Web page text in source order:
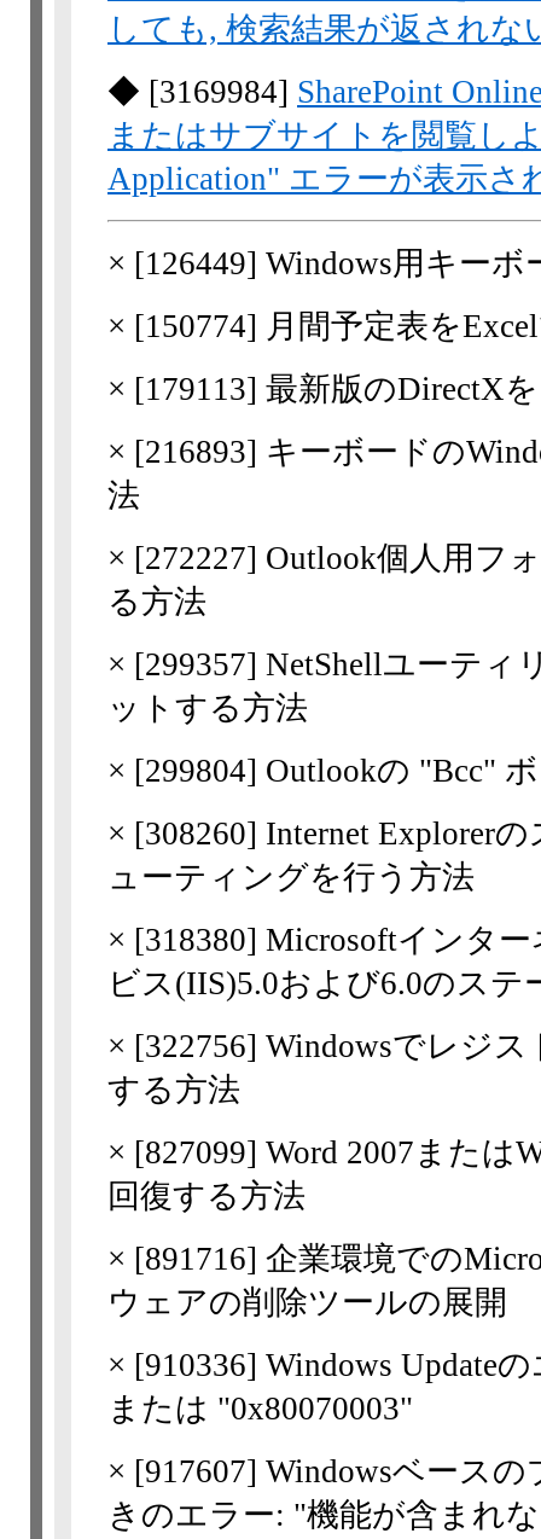
しても, 検索結果が返されな
◆ [3169984] SharePoint
またはサブサイトを閲覧し
Application" エラーが表示さ
× [126449] Windows用キー
× [150774] 月間予定表を
× [179113] 最新版のDirectX
× [216893] キーボードの
法
× [272227] Outlook個人用フ
る方法
× [299357] NetShellユーティ
ットする方法
× [299804] Outlookの "Bcc"
× [308260] Internet Explorer
ューティングを行う方法
× [318380] Microsoftインタ
ビス(IIS)5.0および6.0のス
× [322756] Windowsでレジ
する方法
× [827099] Word 2007または
回復する方法
× [891716] 企業環境での
ウェアの削除ツールの展開
× [910336] Windows Update
または "0x80070003"
× [917607] Windowsベース
きのエラー: "機能が含まれ